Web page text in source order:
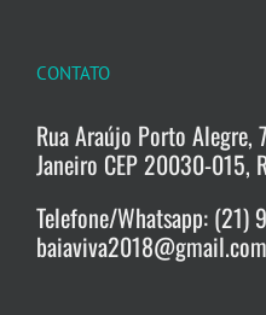
CONTATO
Rua Araújo Porto Alegre,
Janeiro CEP 20030-015,
Telefone/Whatsapp: (21)
baiaviva2018@gmail.com